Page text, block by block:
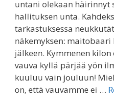
untani olekaan häirinnyt
hallituksen unta.
tarkastuksessa
näkemyksen:
jälkeen. Kymmenen
vauva kyllä pärjää yön
kuuluu vain jouluun!
on, että vauvamme ei …